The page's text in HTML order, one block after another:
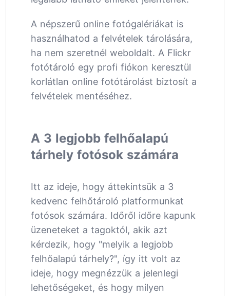
A népszerű online fotógalériákat is
használhatod a felvételek tárolására,
ha nem szeretnél weboldalt. A Flickr
fotótároló egy profi fiókon keresztül
korlátlan online fotótárolást biztosít a
felvételek mentéséhez.
A 3 legjobb felhőalapú
tárhely fotósok számára
Itt az ideje, hogy áttekintsük a 3
kedvenc felhőtároló platformunkat
fotósok számára. Időről időre kapunk
üzeneteket a tagoktól, akik azt
kérdezik, hogy "melyik a legjobb
felhőalapú tárhely?", így itt volt az
ideje, hogy megnézzük a jelenlegi
lehetőségeket, és hogy milyen